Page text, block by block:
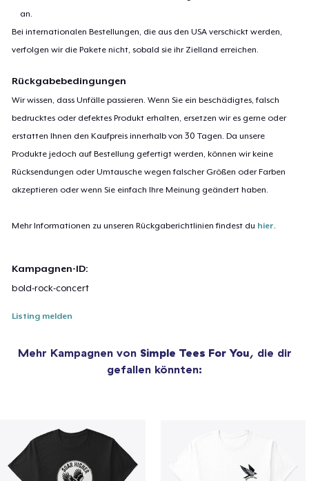
an.
Bei internationalen Bestellungen, die aus den USA verschickt werden,
verfolgen wir die Pakete nicht, sobald sie ihr Zielland erreichen.
Rückgabebedingungen
Wir wissen, dass Unfälle passieren. Wenn Sie ein beschädigtes, falsch
bedrucktes oder defektes Produkt erhalten, ersetzen wir es gerne oder
erstatten Ihnen den Kaufpreis innerhalb von 30 Tagen. Da unsere
Produkte jedoch auf Bestellung gefertigt werden, können wir keine
Rücksendungen oder Umtausche wegen falscher Größen oder Farben
akzeptieren oder wenn Sie einfach Ihre Meinung geändert haben.
Mehr Informationen zu unseren Rückgaberichtlinien findest du hier
Kampagnen-ID:
bold-rock-concert
Listing melden
Mehr Kampagnen von Simple Tees For You, die dir
gefallen könnten: